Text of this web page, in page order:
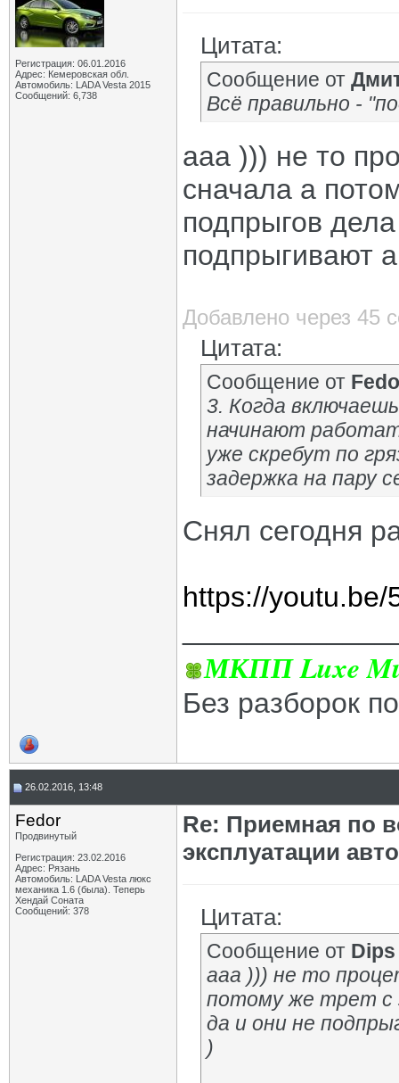
Регистрация: 06.01.2016
Адрес: Кемеровская обл.
Автомобиль: LADA Vesta 2015
Сообщений: 6,738
Цитата:
Сообщение от
Всё правильно -
ааа ))) не то
сначала а
подпрыгов
подпрыгивают
Добавлено через 45
Цитата:
Сообщение от
3. Когда
начинают
уже скребут по
задержка на пару
Снял сегодня
https://youtu.be/
МКПП Luxe
Без разборок
26.02.2016, 13:48
Fedor
Продвинутый
Регистрация: 23.02.2016
Адрес: Рязань
Автомобиль: LADA Vesta люкс
механика 1.6 (была). Теперь
Хендай Соната
Сообщений: 378
Re: Приемная по
эксплуатации
Цитата:
Сообщение от Dips
ааа ))) не то
потому же трет с
да и они не
)